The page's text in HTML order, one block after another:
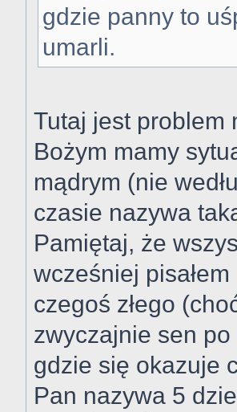
gdzie panny to
umarli.
Tutaj jest problem
Bożym mamy
mądrym (nie
czasie nazywa
Pamiętaj, że
wcześniej
czegoś złego
zwyczajnie sen
gdzie się okazuje
Pan nazywa 5